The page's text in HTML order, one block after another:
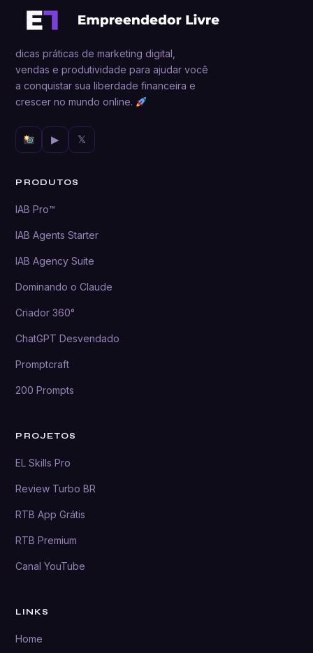
dicas práticas de marketing digital,
vendas e produtividade para ajudar você
a conquistar sua liberdade financeira e
crescer no mundo online.
▶ 𝕏
PRODUTOS
IAB Pro™
IAB Agents Starter
IAB Agency Suite
Dominando o Claude
Criador 360°
ChatGPT Desvendado
Promptcraft
200 Prompts
PROJETOS
EL Skills Pro
Review Turbo BR
RTB App Grátis
RTB Premium
Canal YouTube
LINKS
Home